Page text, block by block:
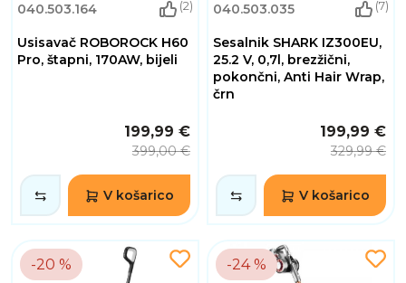
040.503.164 (2)
Usisavač ROBOROCK H60
Pro, štapni, 170AW, bijeli
199,99 €
399,00 €
V košarico
040.503.035 (7)
Sesalnik SHARK IZ300EU,
25.2 V, 0,7l, brezžični,
pokončni, Anti Hair Wrap,
črn
199,99 €
329,99 €
V košarico
-20 % -24 %